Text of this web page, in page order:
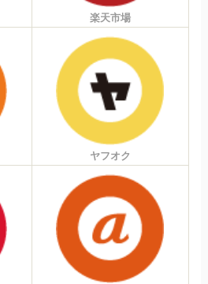
楽天市場
ヤフオク